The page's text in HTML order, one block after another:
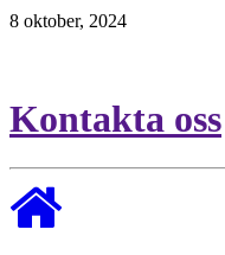
8 oktober, 2024
Kontakta oss